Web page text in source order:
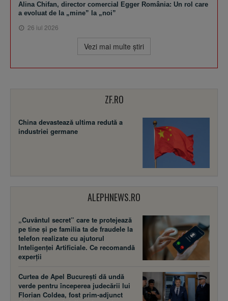
Alina Chifan, director comercial Egger România: Un rol care
a evoluat de la „mine” la „noi”
26 iul 2026
Vezi mai multe ştiri
ZF.RO
China devastează ultima redută a
industriei germane
ALEPHNEWS.RO
„Cuvântul secret” care te protejează
pe tine și pe familia ta de fraudele la
telefon realizate cu ajutorul
Inteligenței Artificiale. Ce recomandă
experții
Curtea de Apel București dă undă
verde pentru începerea judecării lui
Florian Coldea, fost prim-adjunct